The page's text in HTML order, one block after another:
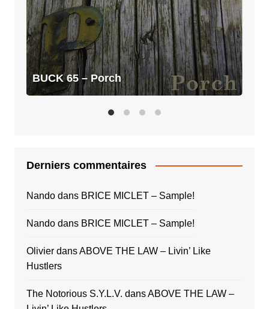
BUCK 65 – Porch
Derniers commentaires
Nandodans BRICE MICLET – Sample!
Nandodans BRICE MICLET – Sample!
OlivierdansABOVE THE LAW – Livin’ Like
Hustlers
The Notorious S.Y.L.V. dansABOVE THE LAW –